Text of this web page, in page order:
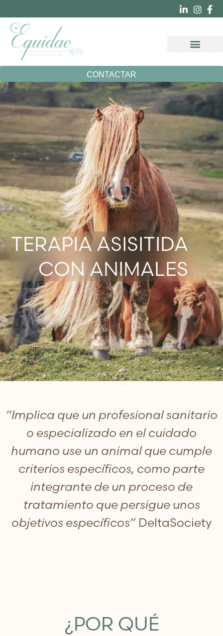
CONTACTAR
TERAPIA ASISITIDA
CON ANIMALES
“Implica que un profesional sanitario
o especializado en el cuidado
humano use un animal que cumple
criterios específicos, como parte
integrante de un proceso de
tratamiento que persigue unos
objetivos específicos”DeltaSociety
¿POR QUÉ